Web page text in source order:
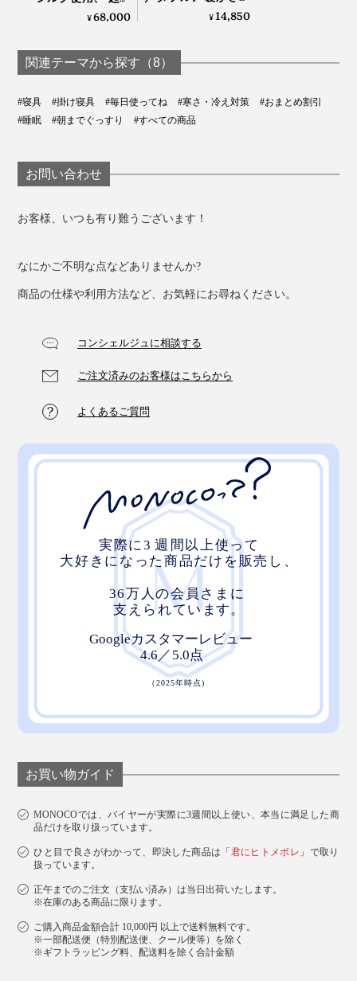
側生地は、なめらかなモダール入り高密度生地。ホコリが出づらく、ダニが侵入
汚れたり、汗をかいたら、布団をそのままネットに入れ
て、洗濯機で丸洗いOK。
汗っかきの人や、小さいお子さん、羽毛臭（動物臭）や
団です。
写真は、プリマロフト800合掛け
軽い掛け心地なのに、気持ちいい暖かさが一晩中続
く……まるで“洗えるダウン”のような快適さ、ぜひ体験
してください。
の匠”が磨き上げる、
¥68,000
もう当たり前、軽さ
NIDO notteⅢ
¥14,850
関連テーマから探す（8）
#寝具 #掛け寝具 #毎日使ってね #寒さ・冷え対策
#おまとめ割引
#睡眠
#朝までぐっすり #すべての商品
お問い合わせ
お客様、いつも有り難うございます！
なにかご不明な点などありませんか?
商品の仕様や利用方法など、お気軽にお尋ねください。
コンシェルジュに相談する
ご注文済みのお客様はこちらから
よくあるご質問
お買い物ガイド
MONOCOでは、バイヤーが実際に3週間以上使い、本当に満足した商
品だけを取り扱っています。
ひと目で良さがわかって、即決した商品は「 君にヒトメボレ 」で取り
扱っています。
正午までのご注文（支払い済み）は当日出荷いたします。
※在庫のある商品に限ります。
ご購入商品金額合計 10,000円 以上で送料無料です。
※一部配送便（特別配送便、クール便等）を除く
※ギフトラッピング料、配送料を除く合計金額